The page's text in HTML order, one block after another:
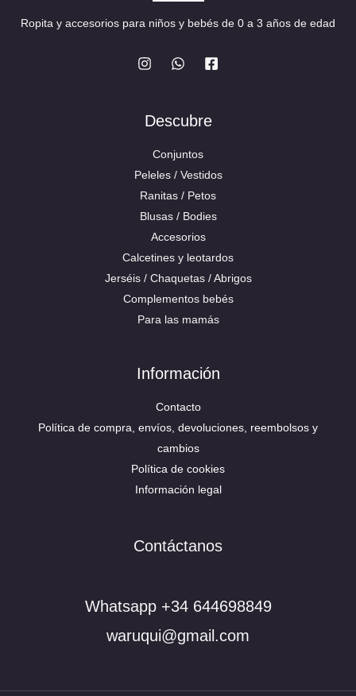
Ropita y accesorios para niños y bebés de 0 a 3 años de edad
Descubre
Conjuntos
Peleles / Vestidos
Ranitas / Petos
Blusas / Bodies
Accesorios
Calcetines y leotardos
Jerséis / Chaquetas / Abrigos
Complementos bebés
Para las mamás
Información
Contacto
Política de compra, envíos, devoluciones, reembolsos y
cambios
Política de cookies
Información legal
Contáctanos
Whatsapp +34 644698849
waruqui@gmail.com